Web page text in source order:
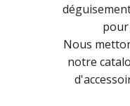
Nous
notre